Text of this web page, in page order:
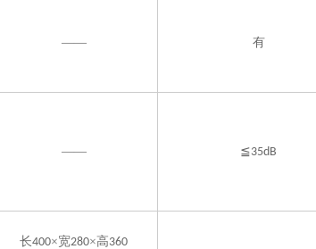
—— 有
—— ≦35dB
长400×宽280×高360